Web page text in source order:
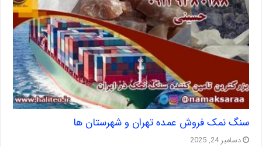
سنگ نمک فروش عمده تهران و شهرستان ها
دسامبر 24, 2025